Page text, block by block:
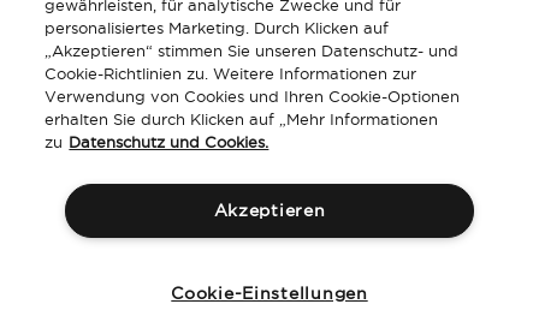
Kundendienst
Um
gewährleisten, für analytische Zwecke und für
personalisiertes Marketing. Durch Klicken auf
„Akzeptieren“ stimmen Sie unseren Datenschutz- und
Cookie-Richtlinien zu. Weitere Informationen zur
Verwendung von Cookies und Ihren Cookie-Optionen
erhalten Sie durch Klicken auf „Mehr Informationen
zu Datenschutz und Cookies.
Akzeptieren
Cookie-Einstellungen